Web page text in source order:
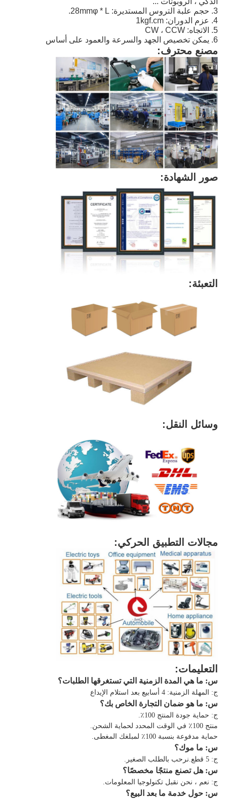
3. حجم علبة التروس المستديرة: 28mmφ * L.
4. عزم الدوران: 1kgf.cm
5. الاتجاه: CW ، CCW
6. يمكن تخصيص الجهد والسرعة والعمود على أساس
مصنع محترف:
صور الشهادة:
التعبئة:
وسائل النقل:
مجالات التطبيق الحركي:
التعليمات:
س: ما هي المدة الزمنية التي تستغرقها الطلبات؟
ج: المهلة الزمنية: 4 أسابيع بعد استلام الإيداع
س: ما هو ضمان التجارة الخاص بك؟
ج: حماية جودة المنتج 100٪.
منتج 100٪ في الوقت المحدد لحماية الشحن.
حماية مدفوعة بنسبة 100٪ لمبلغك المغطى.
س: ما موك؟
ج: 5 قطع.نرحب بالطلب الصغير.
س: هل تصنع منتجًا مخصصًا؟
ج: نعم ، نحن نقبل تكنولوجيا المعلومات.
س: حول خدمة ما بعد البيع؟